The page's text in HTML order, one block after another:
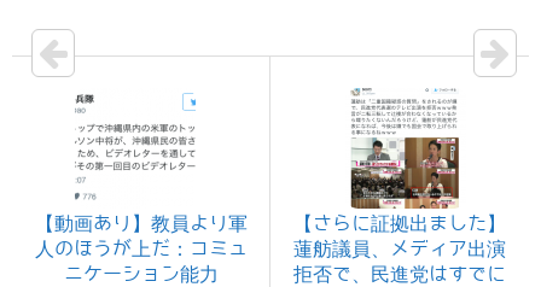
【動画あり】教員より軍
人のほうが上だ：コミュ
ニケーション能力
【さらに証拠出ました】
蓮舫議員、メディア出演
拒否で、民進党はすでに